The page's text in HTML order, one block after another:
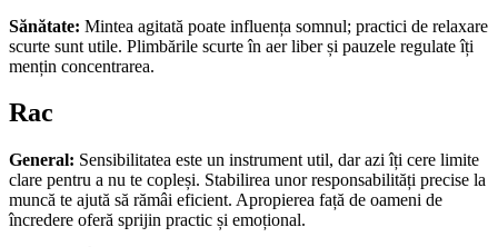
Sănătate: Mintea agitată poate influența somnul; practici de relaxare
scurte sunt utile. Plimbările scurte în aer liber și pauzele regulate îți
mențin concentrarea.
Rac
General: Sensibilitatea este un instrument util, dar azi îți cere limite
clare pentru a nu te copleși. Stabilirea unor responsabilități precise la
muncă te ajută să rămâi eficient. Apropierea față de oameni de
încredere oferă sprijin practic și emoțional.